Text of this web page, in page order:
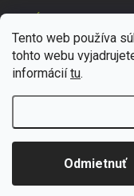
Tento web používa
tohto webu
informáciítu.
Odmietnuť
Copyright 2026M-